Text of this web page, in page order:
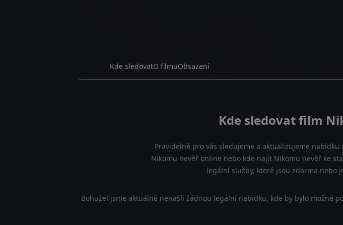
Kde sledovatO filmuObsazení
Kde sledovat film
Pravidelně pro vás sledujeme a aktualizujeme
Nikomu nevěř online nebo kde najít Nikomu nevěř ke
legální služby, které jsou zdarma nebo
Bohužel jsme aktuálně nenašli žádnou legální nabídku, kde by bylo možné